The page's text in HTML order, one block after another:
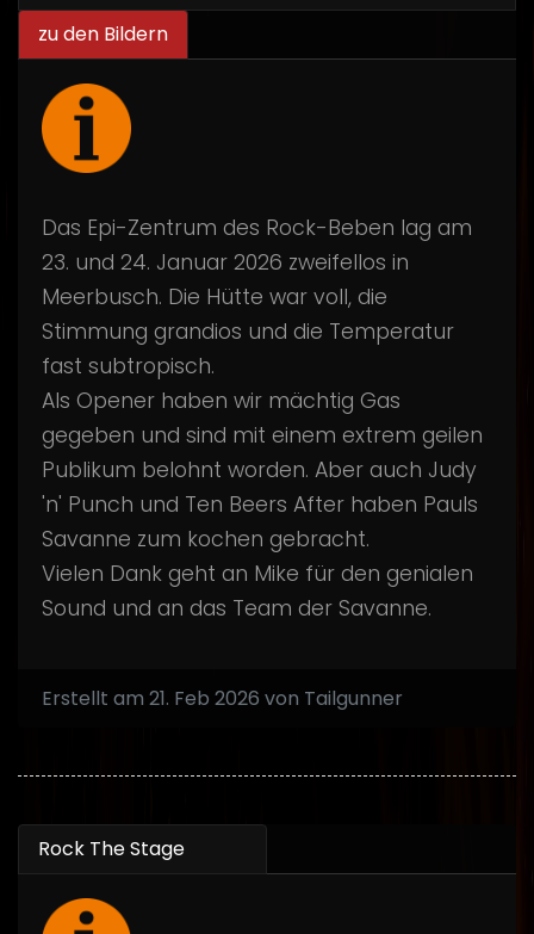
zu den Bildern
Das Epi-Zentrum des Rock-Beben lag am
23. und 24. Januar 2026 zweifellos in
Meerbusch. Die Hütte war voll, die
Stimmung grandios und die Temperatur
fast subtropisch.
Als Opener haben wir mächtig Gas
gegeben und sind mit einem extrem geilen
Publikum belohnt worden. Aber auch Judy
'n' Punch und Ten Beers After haben Pauls
Savanne zum kochen gebracht.
Vielen Dank geht an Mike für den genialen
Sound und an das Team der Savanne.
Erstellt am 21. Feb 2026 von Tailgunner
Rock The Stage